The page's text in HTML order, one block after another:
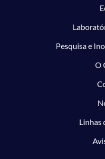
Pesquisa e
O
Linhas